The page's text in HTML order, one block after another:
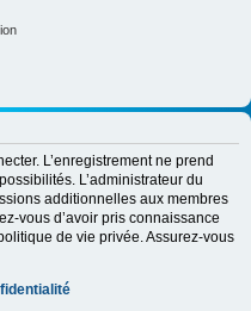
L’enregistrement ne prend
L’administrateur du
additionnelles aux membres
vous d’avoir pris connaissance
de vie privée. Assurez-vous